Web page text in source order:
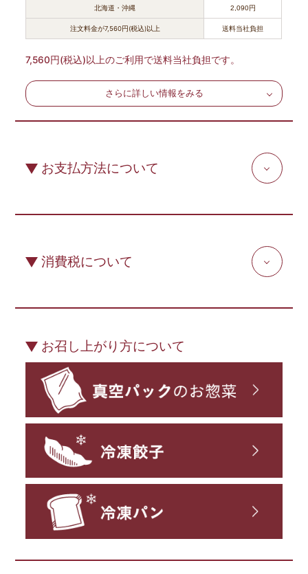
北海道・沖縄 2,090円
注文料金が7,560円(税込)以上 送料当社負担
7,560円(税込)以上のご利用で送料当社負担です。
さらに詳しい情報をみる
お支払方法について
消費税について
お召し上がり方について